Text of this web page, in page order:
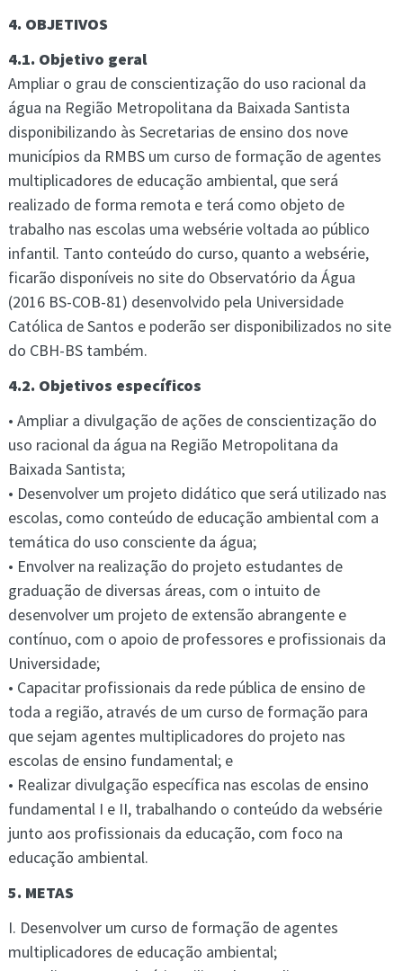
4. OBJETIVOS
4.1. Objetivo geral
Ampliar o grau de conscientização do uso racional da
água na Região Metropolitana da Baixada Santista
disponibilizando às Secretarias de ensino dos nove
municípios da RMBS um curso de formação de agentes
multiplicadores de educação ambiental, que será
realizado de forma remota e terá como objeto de
trabalho nas escolas uma websérie voltada ao público
infantil. Tanto conteúdo do curso, quanto a websérie,
ficarão disponíveis no site do Observatório da Água
(2016 BS-COB-81) desenvolvido pela Universidade
Católica de Santos e poderão ser disponibilizados no site
do CBH-BS também.
4.2. Objetivos específicos
• Ampliar a divulgação de ações de conscientização do
uso racional da água na Região Metropolitana da
Baixada Santista;
• Desenvolver um projeto didático que será utilizado nas
escolas, como conteúdo de educação ambiental com a
temática do uso consciente da água;
• Envolver na realização do projeto estudantes de
graduação de diversas áreas, com o intuito de
desenvolver um projeto de extensão abrangente e
contínuo, com o apoio de professores e profissionais da
Universidade;
• Capacitar profissionais da rede pública de ensino de
toda a região, através de um curso de formação para
que sejam agentes multiplicadores do projeto nas
escolas de ensino fundamental; e
• Realizar divulgação específica nas escolas de ensino
fundamental I e II, trabalhando o conteúdo da websérie
junto aos profissionais da educação, com foco na
educação ambiental.
5. METAS
I. Desenvolver um curso de formação de agentes
multiplicadores de educação ambiental;